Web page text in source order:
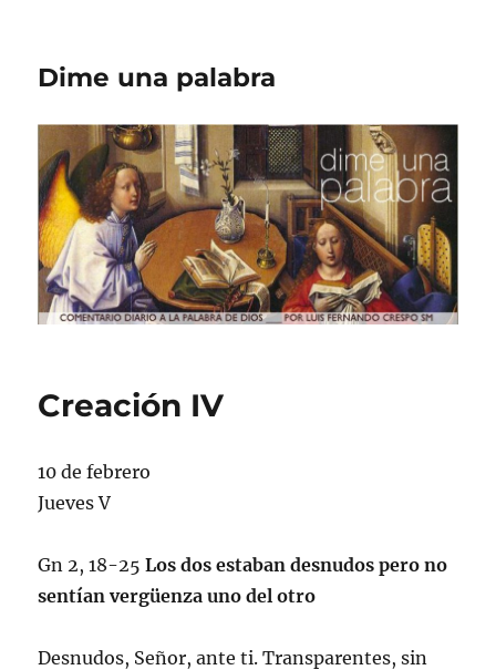
Dime una palabra
Creación IV
10 de febrero
Jueves V
Gn 2, 18-25Los dos estaban desnudos pero no
sentían vergüenza uno del otro
Desnudos, Señor, ante ti. Transparentes, sin